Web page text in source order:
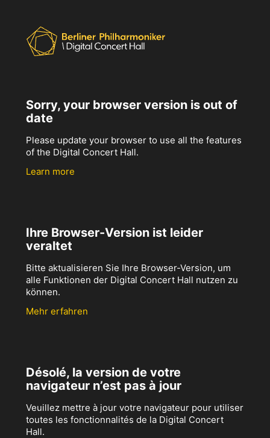
Sorry, your browser version is out of
date
Please update your browser to use all the features
of the Digital Concert Hall.
Learn more
Ihre Browser-Version ist leider
veraltet
Bitte aktualisieren Sie Ihre Browser-Version, um
alle Funktionen der Digital Concert Hall nutzen zu
können.
Mehr erfahren
Désolé, la version de votre
navigateur n’est pas à jour
Veuillez mettre à jour votre navigateur pour utiliser
toutes les fonctionnalités de la Digital Concert
Hall.